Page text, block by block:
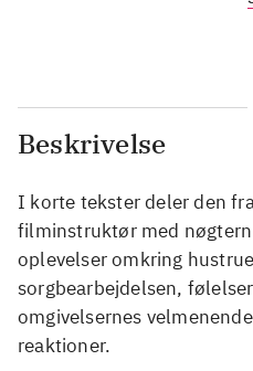
Beskrivelse
I korte tekster deler den
filminstruktør med
oplevelser omkring
sorgbearbejdelsen,
omgivelsernes
reaktioner.